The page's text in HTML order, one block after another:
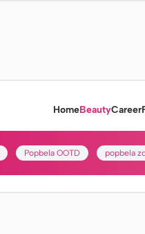
HomeBeautyCareer
Popbela OOTD popbela